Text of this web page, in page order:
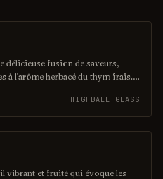
délicieuse fusion de saveurs,
à l'arôme herbacé du thym frais.
créatifs. Une touche
créant une harmonie de goûts qui
HIGHBALL GLASS
vibrant et fruité qui évoque les